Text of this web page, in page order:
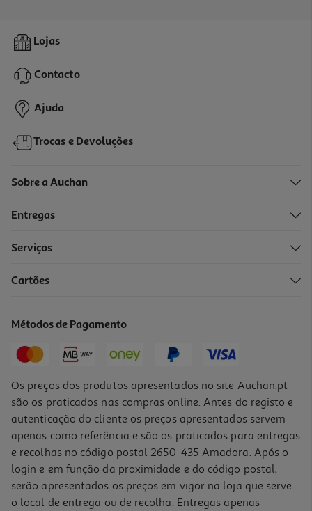
Coração Frango Auchan Kg
4,49 €
Lojas
Contacto
Ajuda
Trocas e Devoluções
Sobre a Auchan
Entregas
Serviços
Cartões
Métodos de Pagamento
Os preços dos produtos apresentados no site Auchan.pt
são os praticados nas compras online. Antes do registo e
autenticação do cliente os preços apresentados servem
apenas como referência e são os praticados para entregas
e recolhas no código postal 2650-435 Amadora. Após o
login e em função da proximidade e do código postal,
serão apresentados os preços em vigor na loja que serve
o local de entrega ou de recolha. Entregas apenas